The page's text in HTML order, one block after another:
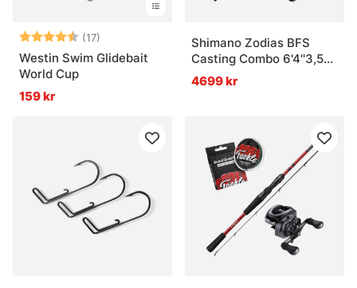
Betyg: (17)
4.8 utav 5 stjärnor
Westin Swim Glidebait
World Cup
159 kr
Shimano Zodias BFS
Casting Combo 6'4''3,5-
10g
4699 kr